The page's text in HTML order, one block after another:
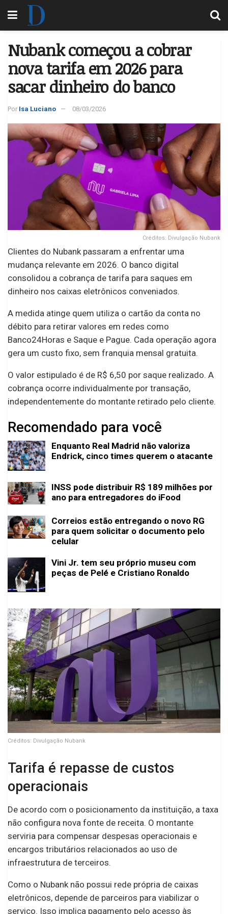
Nubank começou a cobrar
nova tarifa em 2026 para
sacar dinheiro do banco
Por Isa Luciano 08/03/2026
Créditos: Divulgação Nubank
Clientes do Nubank passaram a enfrentar uma
mudança relevante em 2026. O banco digital
consolidou a cobrança de tarifa para saques em
dinheiro nos caixas eletrônicos conveniados.
A medida atinge quem utiliza o cartão da conta no
débito para retirar valores em redes como
Banco24Horas e Saque e Pague. Cada operação agora
gera um custo fixo, sem franquia mensal gratuita.
O valor estipulado é de R$ 6,50 por saque realizado. A
cobrança ocorre individualmente por transação,
independentemente do montante retirado pelo cliente.
Recomendado para você
Enquanto Real Madrid não valoriza
Endrick, cinco times querem o atacante
INSS pode distribuir R$ 189 milhões por
ano para entregadores do iFood
Correios estão entregando o novo RG
para quem solicitar o documento pelo
celular
Vini Jr. tem seu próprio museu com
peças de Pelé e Cristiano Ronaldo
Créditos: Divulgação Nubank
Tarifa é repasse de custos
operacionais
De acordo com o posicionamento da instituição, a taxa
não configura nova fonte de receita. O montante
serviria para compensar despesas operacionais e
encargos tributários relacionados ao uso de
infraestrutura de terceiros.
Como o Nubank não possui rede própria de caixas
eletrônicos, depende de parceiros para viabilizar o
serviço. Isso implica pagamento pelo acesso às